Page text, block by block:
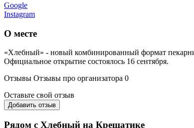
Google
Instagram
О месте
«Хлебный» - новый комбинированный формат
Официальное открытие состоялось 16 сентября.
Отзывы Отзывы про организатора 0
Оставьте свой отзыв
Добавить отзыв
Рядом с Хлебный на Крещатике